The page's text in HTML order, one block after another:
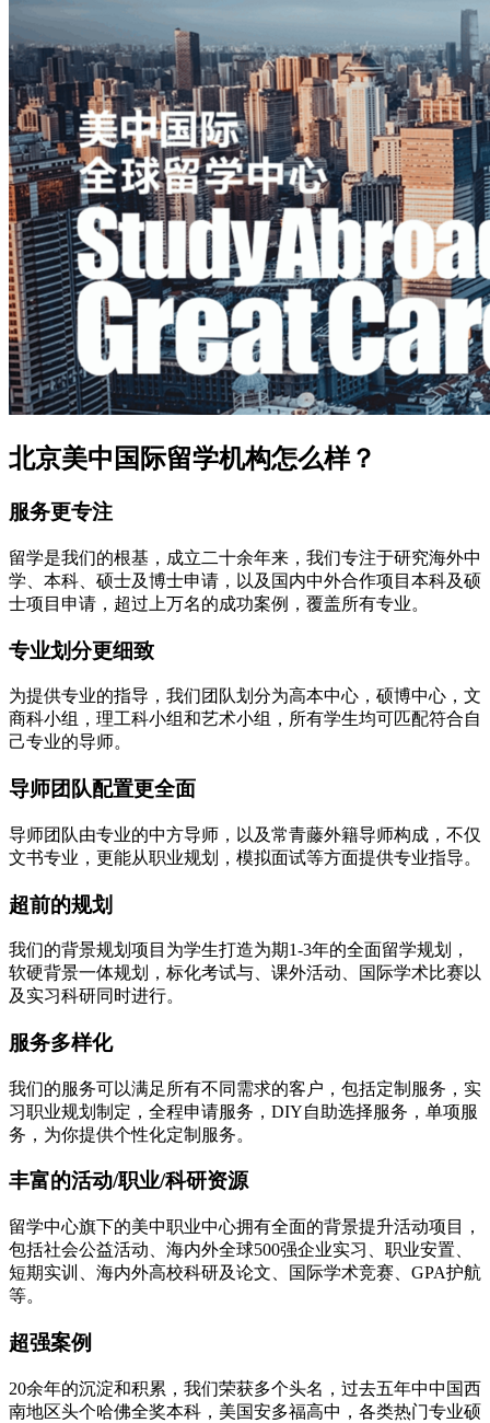
北京美中国际留学机构怎么样？
服务更专注
留学是我们的根基，成立二十余年来，我们专注于研究海外中
学、本科、硕士及博士申请，以及国内中外合作项目本科及硕
士项目申请，超过上万名的成功案例，覆盖所有专业。
专业划分更细致
为提供专业的指导，我们团队划分为高本中心，硕博中心，文
商科小组，理工科小组和艺术小组，所有学生均可匹配符合自
己专业的导师。
导师团队配置更全面
导师团队由专业的中方导师，以及常青藤外籍导师构成，不仅
文书专业，更能从职业规划，模拟面试等方面提供专业指导。
超前的规划
我们的背景规划项目为学生打造为期1-3年的全面留学规划，
软硬背景一体规划，标化考试与、课外活动、国际学术比赛以
及实习科研同时进行。
服务多样化
我们的服务可以满足所有不同需求的客户，包括定制服务，实
习职业规划制定，全程申请服务，DIY自助选择服务，单项服
务，为你提供个性化定制服务。
丰富的活动/职业/科研资源
留学中心旗下的美中职业中心拥有全面的背景提升活动项目，
包括社会公益活动、海内外全球500强企业实习、职业安置、
短期实训、海内外高校科研及论文、国际学术竞赛、GPA护航
等。
超强案例
20余年的沉淀和积累，我们荣获多个头名，过去五年中中国西
南地区头个哈佛全奖本科，美国安多福高中，各类热门专业硕